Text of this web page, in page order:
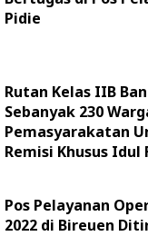
Pidie
Rutan Kelas IIB
Sebanyak 230
Pemasyarakatan
Remisi Khusus Idul
Pos Pelayanan
2022 di Bireuen